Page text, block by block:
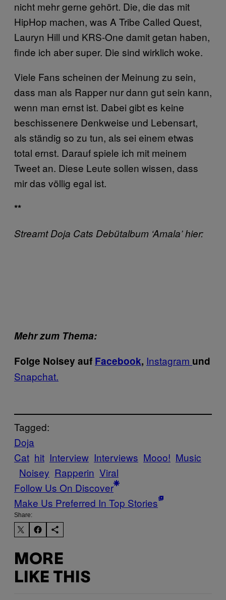
nicht mehr gerne gehört. Die, die das mit
HipHop machen, was A Tribe Called Quest,
Lauryn Hill und KRS-One damit getan haben,
finde ich aber super. Die sind wirklich woke.
Viele Fans scheinen der Meinung zu sein,
dass man als Rapper nur dann gut sein kann,
wenn man ernst ist. Dabei gibt es keine
beschissenere Denkweise und Lebensart,
als ständig so zu tun, als sei einem etwas
total ernst. Darauf spiele ich mit meinem
Tweet an. Diese Leute sollen wissen, dass
mir das völlig egal ist.
**
Streamt Doja Cats Debütalbum ‘Amala’ hier:
Mehr zum Thema:
Folge Noisey auf Facebook, Instagram und
Snapchat.
Tagged:
Doja
Cat hit Interview Interviews Mooo! Music
Noisey Rapperin Viral
Follow Us On Discover
Make Us Preferred In Top Stories
Share:
MORE
LIKE THIS